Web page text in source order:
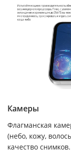
Камеры
Флагманская
(небо, кожу,
качество